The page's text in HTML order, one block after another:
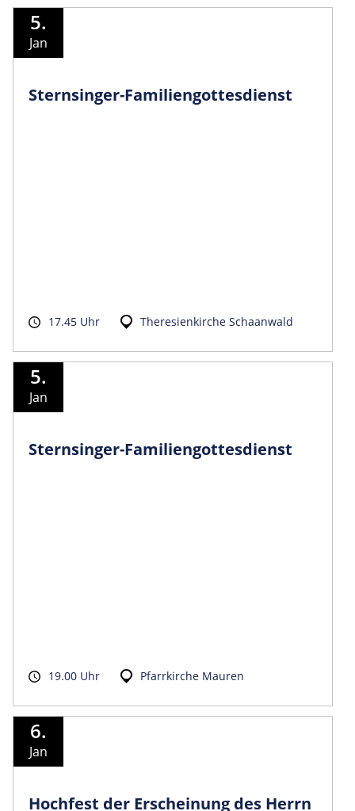
5.
Jan
Sternsinger-Fami­liengottesdienst
17.45 Uhr Theresienkirche Schaanwald
5.
Jan
Sternsinger-Fami­liengottesdienst
19.00 Uhr Pfarrkirche Mauren
6.
Jan
Hochfest der Erscheinung des Herrn